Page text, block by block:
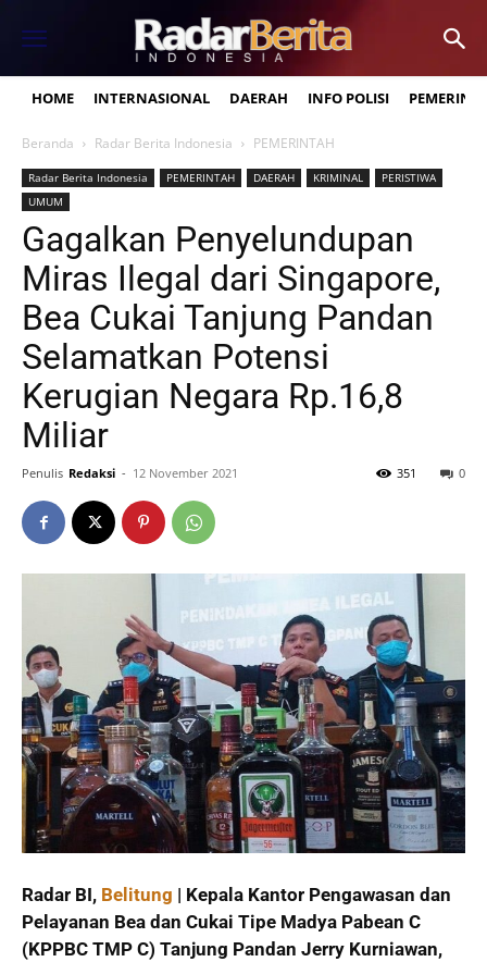
HOME INTERNASIONAL DAERAH INFO POLISI
Beranda Radar Berita Indonesia PEMERINTAH
Radar Berita Indonesia PEMERINTAH DAERAH KRIMINAL
PERISTIWA
UMUM
Gagalkan Penyelundupan
Miras Ilegal dari Singapore,
Bea Cukai Tanjung Pandan
Selamatkan Potensi
Kerugian Negara Rp.16,8
Miliar
Penulis Redaksi - 12 November 2021 0
351
Radar BI, Belitung | Kepala Kantor Pengawasan dan
Pelayanan Bea dan Cukai Tipe Madya Pabean C
(KPPBC TMP C) Tanjung Pandan Jerry Kurniawan,